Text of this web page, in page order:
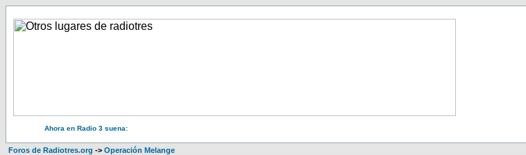
Ahora en Radio 3 suena:
Foros de Radiotres.org -> Operación Melange